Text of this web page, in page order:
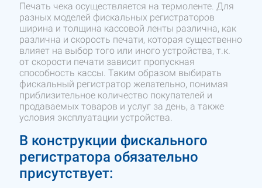
Печать чека осуществляется на термоленте. Для
разных моделей фискальных регистраторов
ширина и толщина кассовой ленты различна, как
различна и скорость печати, которая существенно
влияет на выбор того или иного устройства, т.к.
от скорости печати зависит пропускная
способность кассы. Таким образом выбирать
фискальный регистратор желательно, понимая
приблизительное количество покупателей и
продаваемых товаров и услуг за день, а также
условия эксплуатации устройства.
В конструкции фискального
регистратора обязательно
присутствует: